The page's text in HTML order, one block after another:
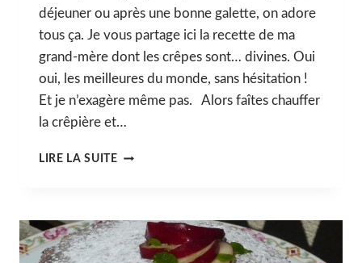
déjeuner ou après une bonne galette, on adore
tous ça. Je vous partage ici la recette de ma
grand-mère dont les crêpes sont… divines. Oui
oui, les meilleures du monde, sans hésitation !
Et je n’exagère même pas. Alors faîtes chauffer
la crêpière et…
LIRE LA SUITELES
MONDE
[RECETTE
DE